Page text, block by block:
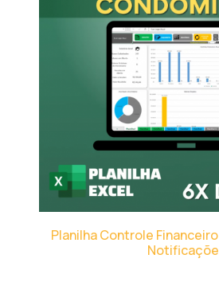
Planilha Controle